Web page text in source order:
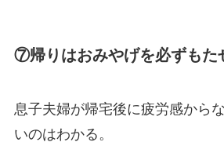
⑦帰りはおみやげを必ずもた
息子夫婦が帰宅後に疲労感から
いのはわかる。